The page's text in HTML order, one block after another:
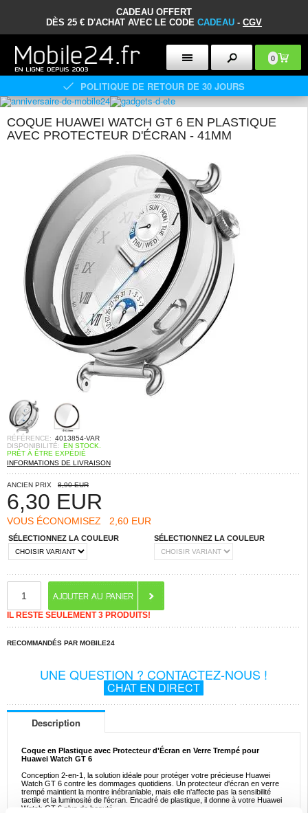
CADEAU OFFERT
DÈS 25 € D'ACHAT AVEC LE CODE CADEAU - CGV
0
POLITIQUE DE RETOUR DE 30 JOURS
COQUE HUAWEI WATCH GT 6 EN PLASTIQUE
AVEC PROTECTEUR D'ÉCRAN - 41MM
RÉFÉRENCE: 4013854-VAR
DISPONIBILITÉ: EN STOCK.
PRÊT À ÊTRE EXPÉDIÉ
INFORMATIONS DE LIVRAISON
ANCIEN PRIX 8,90 EUR
6,30 EUR
VOUS ÉCONOMISEZ 2,60 EUR
SÉLECTIONNEZ LA COULEUR SÉLECTIONNEZ LA COULEUR
IL RESTE SEULEMENT 3 PRODUITS!
RECOMMANDÉS PAR MOBILE24
UNE QUESTION ? CONTACTEZ-NOUS !
CHAT EN DIRECT
Description
Coque en Plastique avec Protecteur d'Écran en Verre Trempé pour
Huawei Watch GT 6
Conception 2-en-1, la solution idéale pour protéger votre précieuse Huawei
Watch GT 6 contre les dommages quotidiens. Un protecteur d'écran en verre
trempé maintient la montre inébranlable, mais elle n'affecte pas la sensibilité
tactile et la luminosité de l'écran. Encadré de plastique, il donne à votre Huawei
Watch GT 6 plus de beauté.